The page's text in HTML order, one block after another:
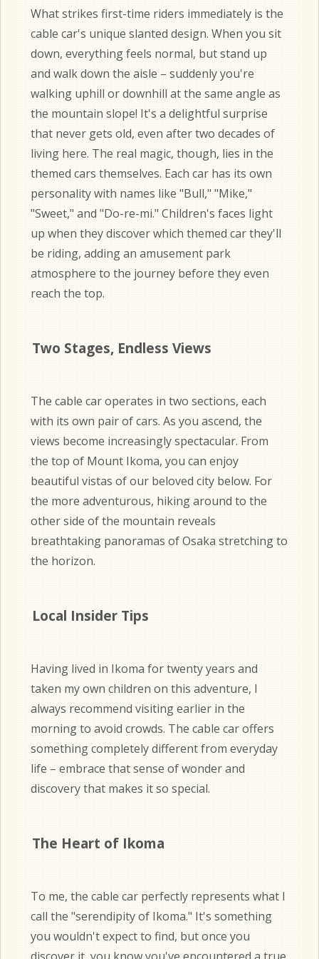
What strikes first-time riders immediately is the
cable car's unique slanted design. When you sit
down, everything feels normal, but stand up
and walk down the aisle – suddenly you're
walking uphill or downhill at the same angle as
the mountain slope! It's a delightful surprise
that never gets old, even after two decades of
living here. The real magic, though, lies in the
themed cars themselves. Each car has its own
personality with names like "Bull," "Mike,"
"Sweet," and "Do-re-mi." Children's faces light
up when they discover which themed car they'll
be riding, adding an amusement park
atmosphere to the journey before they even
reach the top.
Two Stages, Endless Views
The cable car operates in two sections, each
with its own pair of cars. As you ascend, the
views become increasingly spectacular. From
the top of Mount Ikoma, you can enjoy
beautiful vistas of our beloved city below. For
the more adventurous, hiking around to the
other side of the mountain reveals
breathtaking panoramas of Osaka stretching to
the horizon.
Local Insider Tips
Having lived in Ikoma for twenty years and
taken my own children on this adventure, I
always recommend visiting earlier in the
morning to avoid crowds. The cable car offers
something completely different from everyday
life – embrace that sense of wonder and
discovery that makes it so special.
The Heart of Ikoma
To me, the cable car perfectly represents what I
call the "serendipity of Ikoma." It's something
you wouldn't expect to find, but once you